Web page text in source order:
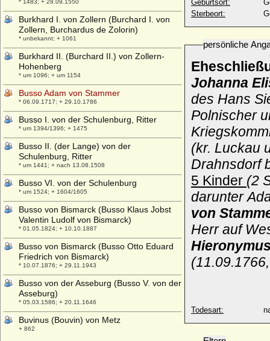
Geburtsort:
Sterbeort:
persönliche
Johanna
des Hans
Polnischer
(kr. Luckau
Drahnsdorf
5 Kinder (2
darunter
von
Herr auf
Todesart:
* 1483; + 28.09.1550
Burkhard I. von Zollern (Burchard I. von
Zollern, Burchardus de Zolorin)
* unbekannt; + 1061
Burkhard II. (Burchard II.) von Zollern-
Hohenberg
* um 1096; + um 1154
Busso Adam von Stammer
* 06.09.1717; + 29.10.1786
Busso I. von der Schulenburg, Ritter
* um 1394/1396; + 1475
Busso II. (der Lange) von der
Schulenburg, Ritter
* um 1441; + nach 13.08.1508
Busso VI. von der Schulenburg
* um 1524; + 1604/1605
Busso von Bismarck (Busso Klaus Jobst
Valentin Ludolf von Bismarck)
* 01.05.1824; + 10.10.1887
Busso von Bismarck (Busso Otto Eduard
Friedrich von Bismarck)
* 10.07.1876; + 29.11.1943
Busso von der Asseburg (Busso V. von der
Asseburg)
* 05.03.1586; + 20.11.1646
Buvinus (Bouvin) von Metz
+ 862